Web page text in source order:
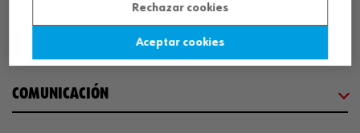
COMUNICACIÓN
Rechazar cookies
Aceptar cookies